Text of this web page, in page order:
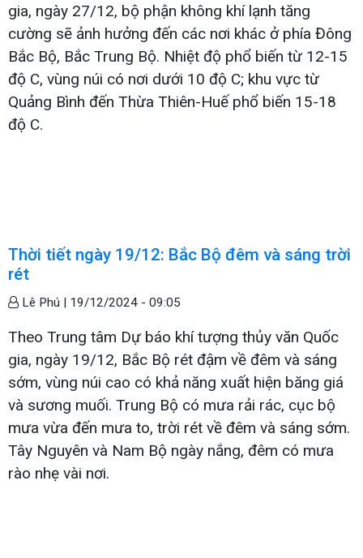
gia, ngày 27/12, bộ phận không khí lạnh tăng
cường sẽ ảnh hưởng đến các nơi khác ở phía Đông
Bắc Bộ, Bắc Trung Bộ. Nhiệt độ phổ biến từ 12-15
độ C, vùng núi có nơi dưới 10 độ C; khu vực từ
Quảng Bình đến Thừa Thiên-Huế phổ biến 15-18
độ C.
Thời tiết ngày 19/12: Bắc Bộ đêm và sáng trời
rét
Lê Phú | 19/12/2024 - 09:05
Theo Trung tâm Dự báo khí tượng thủy văn Quốc
gia, ngày 19/12, Bắc Bộ rét đậm về đêm và sáng
sớm, vùng núi cao có khả năng xuất hiện băng giá
và sương muối. Trung Bộ có mưa rải rác, cục bộ
mưa vừa đến mưa to, trời rét về đêm và sáng sớm.
Tây Nguyên và Nam Bộ ngày nắng, đêm có mưa
rào nhẹ vài nơi.